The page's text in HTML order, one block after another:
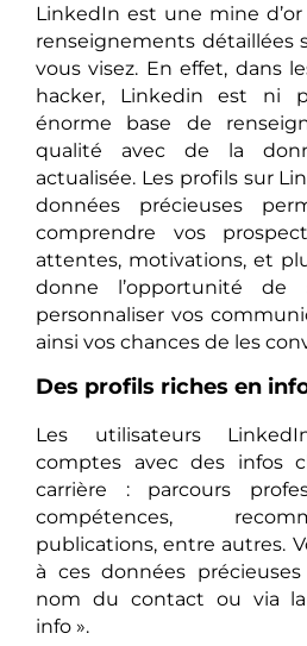
LinkedIn est une mine
renseignements détaillées
vous visez. En effet, dans
hacker, Linkedin est ni
énorme base de
qualité avec de la
actualisée. Les profils sur
données précieuses
comprendre vos
attentes, motivations, et
donne l’opportunité
personnaliser vos
ainsi vos chances de les
Des profils riches en
Les utilisateurs
comptes avec des infos
carrière : parcours
compétences,
publications, entre autres.
à ces données
nom du contact ou via
info ».